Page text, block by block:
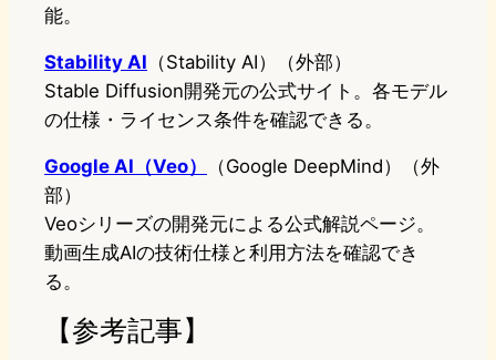
能。
Stability AI （Stability AI）（外部）
Stable Diffusion開発元の公式サイト。各モデル
の仕様・ライセンス条件を確認できる。
Google AI（Veo）
（Google DeepMind）（外
部）
Veoシリーズの開発元による公式解説ページ。
動画生成AIの技術仕様と利用方法を確認でき
る。
【参考記事】